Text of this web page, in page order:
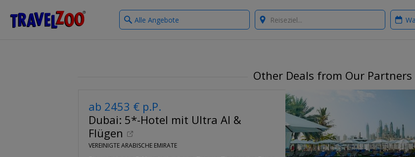
Travelzoo
What
type
Where? When?
Other Deals from Our Partners
ab 2453 € p.P.
Dubai: 5*-Hotel mit Ultra AI &
Flügen
VEREINIGTE ARABISCHE EMIRATE